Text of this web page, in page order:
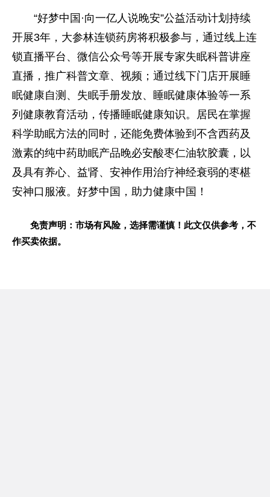
“好梦中国·向一亿人说晚安”公益活动计划持续
开展3年，大参林连锁药房将积极参与，通过线上连
锁直播平台、 微信公众号等开展专家失眠科普讲座
直播，推广科普文章、视频；通过线下门店开展睡
眠健康自测、失眠手册发放、睡眠健康体验等一系
列健康教育活动，传播睡眠健康知识。居民在掌握
科学助眠方法的同时，还能免费体验到不含西药及
激素的纯中药助眠产品晚必安酸枣仁油软胶囊，以
及具有养心、益肾、安神作用治疗神经衰弱的枣椹
安神口服液。好梦中国，助力健康中国！
免责声明：市场有风险，选择需谨慎！此文仅供参考，不
作买卖依据。